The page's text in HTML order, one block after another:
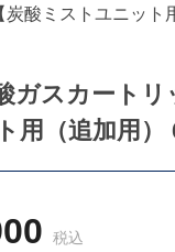
炭酸ミストユニット
ガスカートリ
用（追加用）